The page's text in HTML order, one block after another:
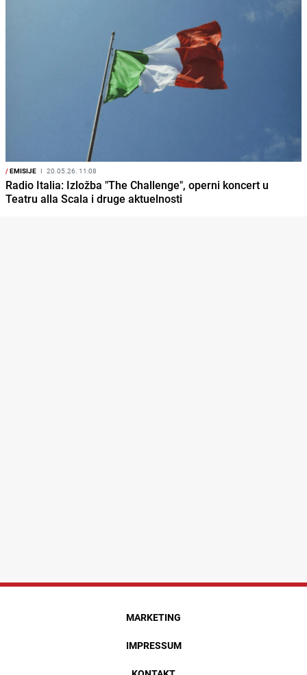
/EMISIJE I 20.05.26. 11:08
Radio Italia: Izložba "The Challenge", operni koncert u
Teatru alla Scala i druge aktuelnosti
MARKETING
IMPRESSUM